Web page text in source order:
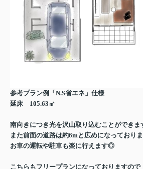
参考プラン例「N.S省エネ」仕様
延床 105.63㎡
南向きにつき光を沢山取り込むことができま
また前面の道路は約6mと広めになっており
お車の運転や駐車も楽に行えます◎
こちらもフリープランになっておりますので